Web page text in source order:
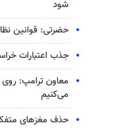
شود
حضرتی: قوانین
جذب اعتبارات خراسان
معاون ترامپ: روی
می‌کنیم
حذف مغزهای